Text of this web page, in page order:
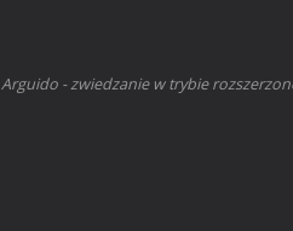
Arguido - zwiedzanie w trybie